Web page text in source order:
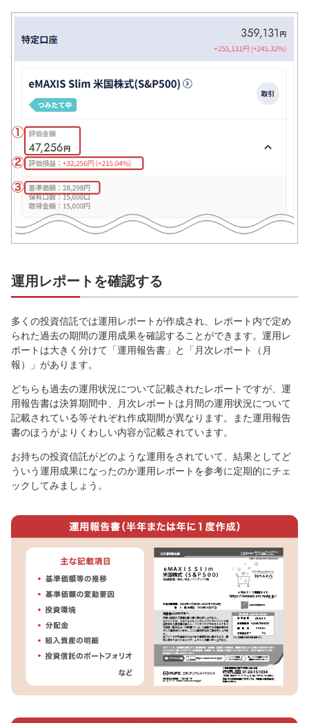
運用レポートを確認する
多くの投資信託では運用レポートが作成され、レポート内で定め
られた過去の期間の運用成果を確認することができます。運用レ
ポートは大きく分けて「運用報告書」と「月次レポート（月
報）」があります。
どちらも過去の運用状況について記載されたレポートですが、運
用報告書は決算期間中、月次レポートは月間の運用状況について
記載されている等それぞれ作成期間が異なります。また運用報告
書のほうがよりくわしい内容が記載されています。
お持ちの投資信託がどのような運用をされていて、結果としてど
ういう運用成果になったのか運用レポートを参考に定期的にチェ
ックしてみましょう。